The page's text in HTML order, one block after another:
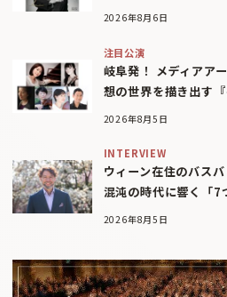
2026年8月6日
注目公演
岐阜発！ メディアア
想の世界を描き出す『
2026年8月5日
INTERVIEW
ウィーン在住のバス
混沌の時代に響く「7
2026年8月5日